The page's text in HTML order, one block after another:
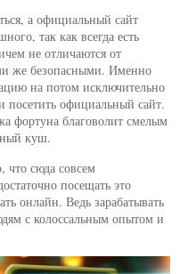
а официальный сайт
так как всегда есть
не отличаются от
же безопасными. Именно
на потом исключительно
посетить официальный сайт.
фортуна благоволит смелым
куш.
что сюда совсем
посещать это
онлайн. Ведь зарабатывать
с колоссальным опытом и